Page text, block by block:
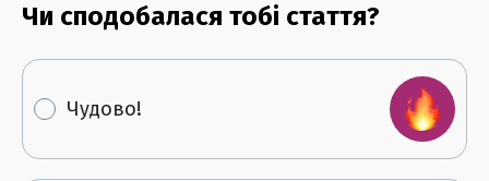
Чи сподобалася тобі стаття?
Чудово!